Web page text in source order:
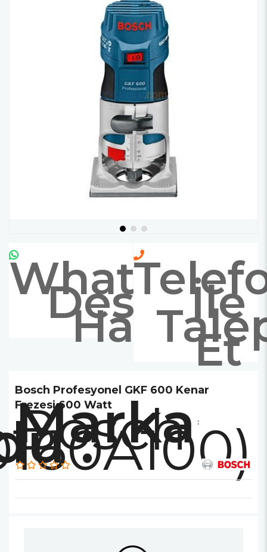
Whatsapp
Destek
Hattıİle
Et
Bosch Profesyonel GKF 600 Kenar
Frezesi 600 Watt
Marka :
Bosch